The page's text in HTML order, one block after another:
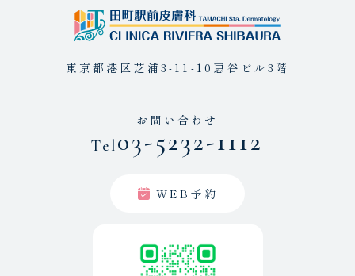
お問い合わせ
Tel03-5232-1112
WEB予約
東京都港区芝浦3-11-10恵谷ビル3階